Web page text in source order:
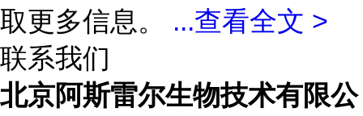
取更多信息。 ...查看全文 >
联系我们
北京阿斯雷尔生物技术有限公